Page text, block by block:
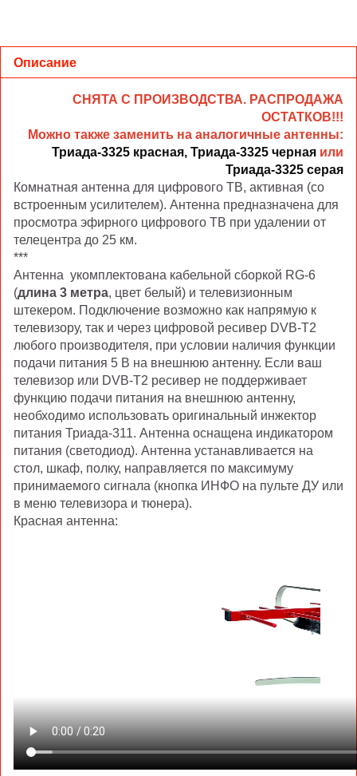
Описание
СНЯТА С ПРОИЗВОДСТВА. РАСПРОДАЖА
ОСТАТКОВ!!!
Можно также заменить на аналогичные антенны:
Триада-3325 красная, Триада-3325 черная или
Триада-3325 серая
Комнатная антенна для цифрового ТВ, активная (со
встроенным усилителем). Антенна предназначена для
просмотра эфирного цифрового ТВ при удалении от
телецентра до 25 км.
***
Антенна укомплектована кабельной сборкой RG-6
(длина 3 метра, цвет белый) и телевизионным
штекером. Подключение возможно как напрямую к
телевизору, так и через цифровой ресивер DVB-T2
любого производителя, при условии наличия функции
подачи питания 5 В на внешнюю антенну. Если ваш
телевизор или DVB-T2 ресивер не поддерживает
функцию подачи питания на внешнюю антенну,
необходимо использовать оригинальный инжектор
питания Триада-311. Антенна оснащена индикатором
питания (светодиод). Антенна устанавливается на
стол, шкаф, полку, направляется по максимуму
принимаемого сигнала (кнопка ИНФО на пульте ДУ или
в меню телевизора и тюнера).
Красная антенна: